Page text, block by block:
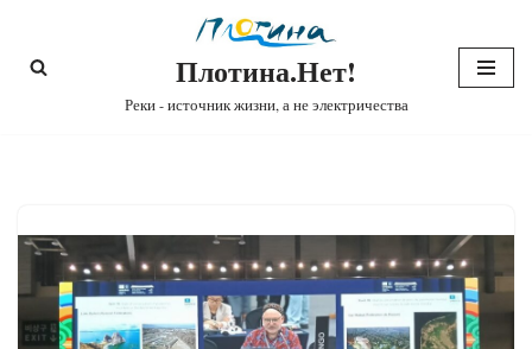
Перейти
Плотина.Нет!
Реки - источник жизни, а не электричества